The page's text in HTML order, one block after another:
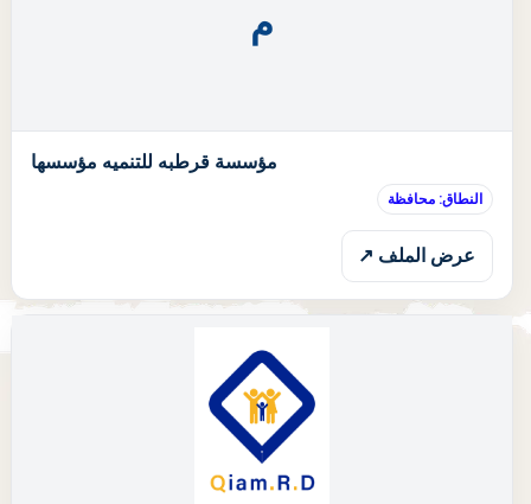
م
مؤسسة قرطبه للتنميه مؤسسها
النطاق: محافظة
عرض الملف ↗